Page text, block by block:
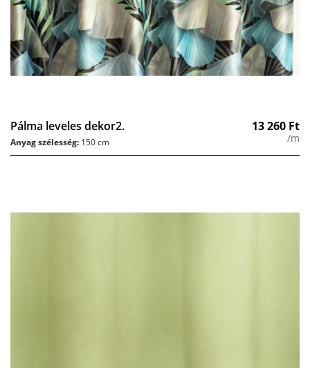
Pálma leveles dekor2. 13 260 Ft
/m
Anyag szélesség: 150 cm